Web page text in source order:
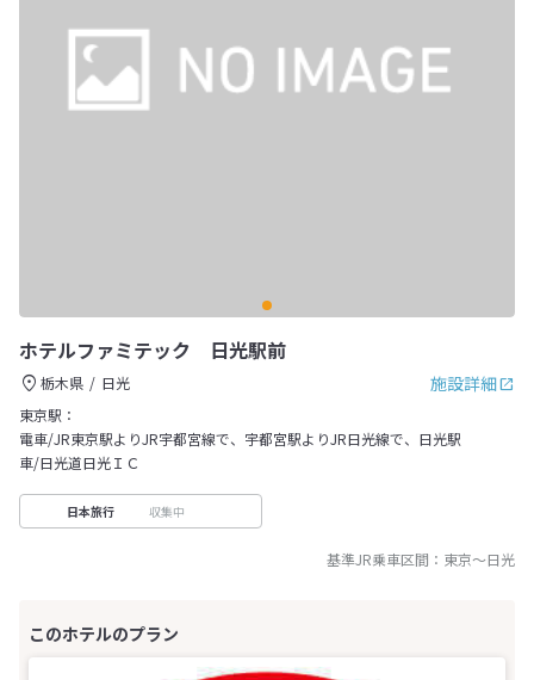
ホテルファミテック 日光駅前
施設詳細
栃木県
日光
東京駅：
電車/JR東京駅よりJR宇都宮線で、宇都宮駅よりJR日光線で、日光駅
車/日光道日光ＩＣ
日本旅行 収集中
基準JR乗車区間： 東京～日光